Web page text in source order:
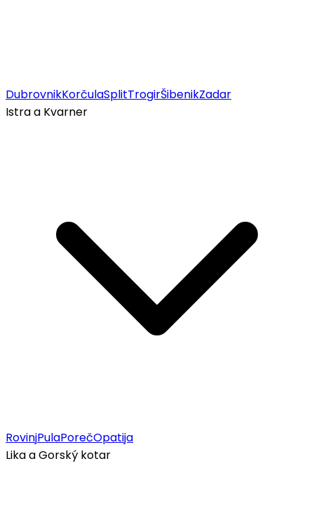
DubrovnikKorčulaSplitTrogirŠibenikZadar
Istra a Kvarner
RovinjPulaPorečOpatija
Lika a Gorský kotar